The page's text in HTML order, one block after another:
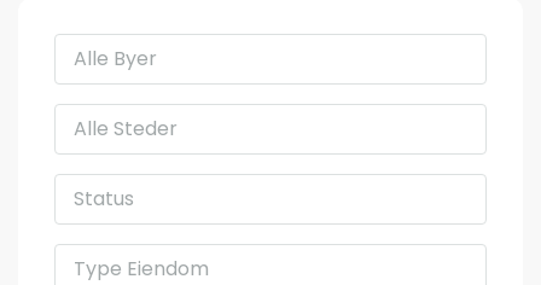
Alle Byer
Alle Steder
Status
Type Eiendom